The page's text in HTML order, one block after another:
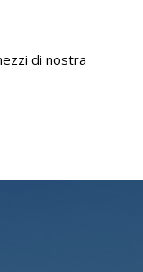
di nostra